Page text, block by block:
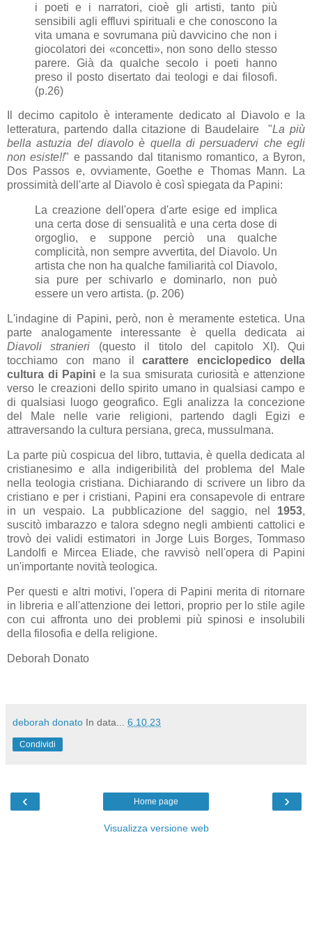
i poeti e i narratori, cioè gli artisti, tanto più
sensibili agli effluvi spirituali e che conoscono la
vita umana e sovrumana più davvicino che non i
giocolatori dei «concetti», non sono dello stesso
parere. Già da qualche secolo i poeti hanno
preso il posto disertato dai teologi e dai filosofi.
(p.26)
Il decimo capitolo è interamente dedicato al Diavolo e la
letteratura, partendo dalla citazione di Baudelaire "La più
bella astuzia del diavolo è quella di persuadervi che egli
non esiste!!" e passando dal titanismo romantico, a Byron,
Dos Passos e, ovviamente, Goethe e Thomas Mann. La
prossimità dell'arte al Diavolo è così spiegata da Papini:
La creazione dell'opera d'arte esige ed implica
una certa dose di sensualità e una certa dose di
orgoglio, e suppone perciò una qualche
complicità, non sempre avvertita, del Diavolo. Un
artista che non ha qualche familiarità col Diavolo,
sia pure per schivarlo e dominarlo, non può
essere un vero artista. (p. 206)
L'indagine di Papini, però, non è meramente estetica. Una
parte analogamente interessante è quella dedicata ai
Diavoli stranieri (questo il titolo del capitolo XI). Qui
tocchiamo con mano ilcarattere enciclopedico della
cultura di Papinie la sua smisurata curiosità e attenzione
verso le creazioni dello spirito umano in qualsiasi campo e
di qualsiasi luogo geografico. Egli analizza la concezione
del Male nelle varie religioni, partendo dagli Egizi e
attraversando la cultura persiana, greca, mussulmana.
La parte più cospicua del libro, tuttavia, è quella dedicata al
cristianesimo e alla indigeribilità del problema del Male
nella teologia cristiana. Dichiarando di scrivere un libro da
cristiano e per i cristiani, Papini era consapevole di entrare
in un vespaio. La pubblicazione del saggio, nel 1953,
suscitò imbarazzo e talora sdegno negli ambienti cattolici e
trovò dei validi estimatori in Jorge Luis Borges, Tommaso
Landolfi e Mircea Eliade, che ravvisò nell'opera di Papini
un'importante novità teologica.
Per questi e altri motivi, l'opera di Papini merita di ritornare
in libreria e all'attenzione dei lettori, proprio per lo stile agile
con cui affronta uno dei problemi più spinosi e insolubili
della filosofia e della religione.
Deborah Donato
deborah donato In data... 6.10.23
Condividi
‹ ›
Home page
Visualizza versione web